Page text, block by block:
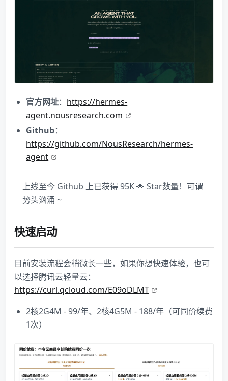
官方网址： https://hermes-
agent.nousresearch.com
Github：
https://github.com/NousResearch/hermes-
agent
上线至今 Github 上已获得 95K 🌟 Star数量！可谓
势头汹涌 ~
快速启动
目前安装流程会稍微长一些，如果你想快速体验，也可
以选择腾讯云轻量云：
https://curl.qcloud.com/E09oDLMT
2核2G4M - 99/年、2核4G5M - 188/年（可同价续费
1次）